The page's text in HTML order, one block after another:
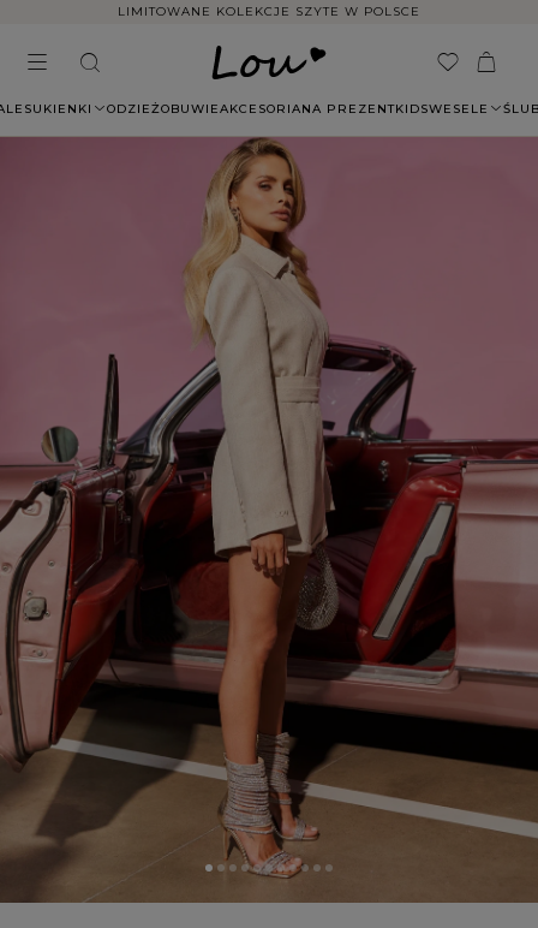
LIMITOWANE KOLEKCJE SZYTE W POLSCE
SUKIENKI ODZIEŻOBUWIEAKCESORIANA PREZENTKIDSWESELE